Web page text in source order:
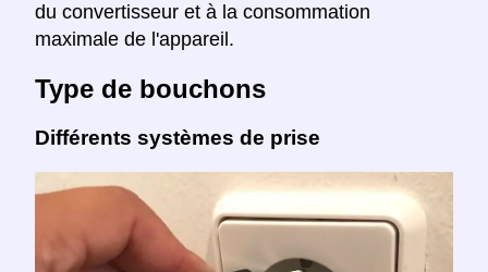
du convertisseur et à la consommation
maximale de l'appareil.
Type de bouchons
Différents systèmes de prise